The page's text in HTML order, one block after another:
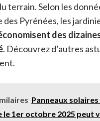
terrain. Selon les
des Pyrénées, les
des
. Découvrez d’autres
Panneaux
le 1er octobre 2025 peut